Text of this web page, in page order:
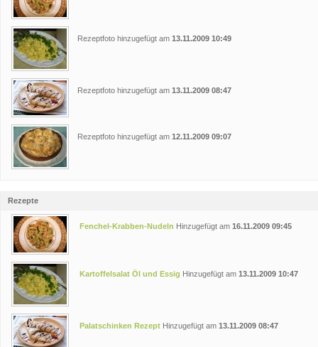
Rezeptfoto hinzugefügt am 13.11.2009 10:49
Rezeptfoto hinzugefügt am 13.11.2009 08:47
Rezeptfoto hinzugefügt am 12.11.2009 09:07
Rezepte
Fenchel-Krabben-Nudeln Hinzugefügt am 16.11.2009 09:45
Kartoffelsalat Öl und Essig Hinzugefügt am 13.11.2009 10:47
Palatschinken Rezept Hinzugefügt am 13.11.2009 08:47